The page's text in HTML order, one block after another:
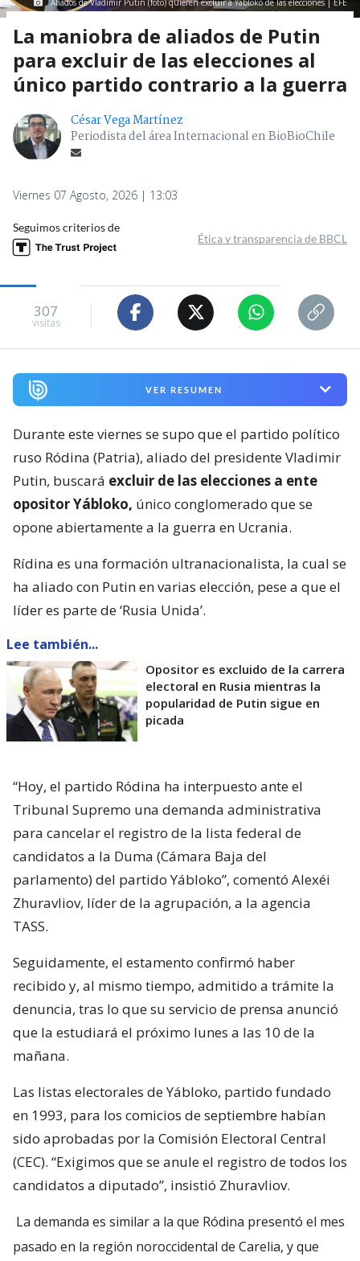
Aliados de Vladimir Putin (foto) quieren excluir a Yábloko de las elecciones | EFE
La maniobra de aliados de Putin
para excluir de las elecciones al
único partido contrario a la guerra
César Vega Martínez
Periodista del área Internacional en BioBioChile
Viernes 07 Agosto, 2026 | 13:03
Seguimos criterios de
Ética y transparencia de BBCL
307
visitas
VER RESUMEN
Durante este viernes se supo que el partido político
ruso Ródina (Patria), aliado del presidente Vladimir
Putin, buscará excluir de las elecciones a ente
opositor Yábloko, único conglomerado que se
opone abiertamente a la guerra en Ucrania.
Rídina es una formación ultranacionalista, la cual se
ha aliado con Putin en varias elección, pese a que el
líder es parte de ‘Rusia Unida’.
Lee también...
Opositor es excluido de la carrera
electoral en Rusia mientras la
popularidad de Putin sigue en
picada
“Hoy, el partido Ródina ha interpuesto ante el
Tribunal Supremo una demanda administrativa
para cancelar el registro de la lista federal de
candidatos a la Duma (Cámara Baja del
parlamento) del partido Yábloko”, comentó Alexéi
Zhuravliov, líder de la agrupación, a la agencia
TASS.
Seguidamente, el estamento confirmó haber
recibido y, al mismo tiempo, admitido a trámite la
denuncia, tras lo que su servicio de prensa anunció
que la estudiará el próximo lunes a las 10 de la
mañana.
Las listas electorales de Yábloko, partido fundado
en 1993, para los comicios de septiembre habían
sido aprobadas por la Comisión Electoral Central
(CEC). “Exigimos que se anule el registro de todos los
candidatos a diputado”, insistió Zhuravliov.
La demanda es similar a la que Ródina presentó el mes
pasado en la región noroccidental de Carelia, y que